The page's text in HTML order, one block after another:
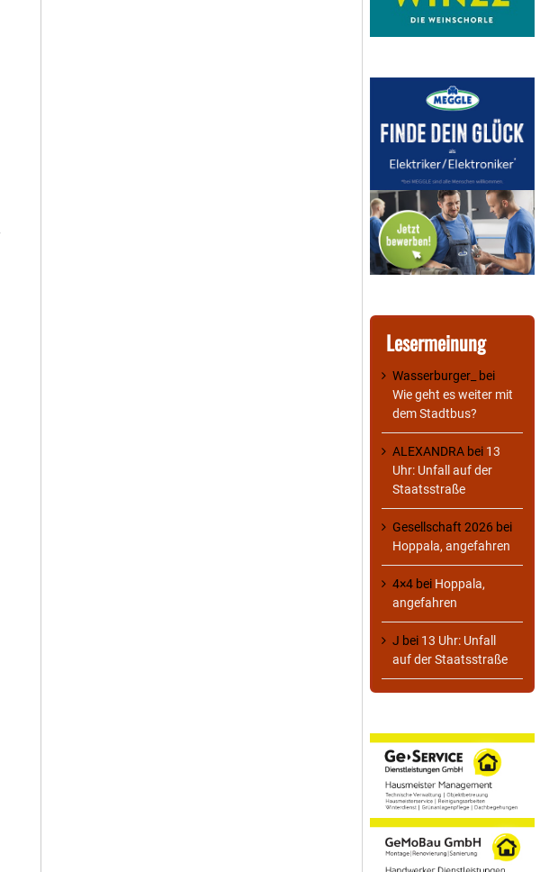
Lesermeinung
Wasserburger_
bei
Wie geht es weiter mit
dem Stadtbus?
ALEXANDRA bei 13
Uhr: Unfall auf der
Staatsstraße
Gesellschaft 2026 bei
Hoppala, angefahren
4×4 bei Hoppala,
angefahren
J bei 13 Uhr: Unfall
auf der Staatsstraße